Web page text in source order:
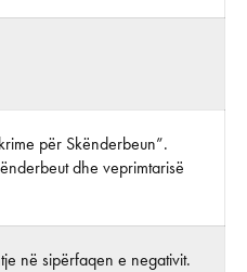
për Skënderbeun”.
dhe veprimtarisë
në sipërfaqen e negativit.